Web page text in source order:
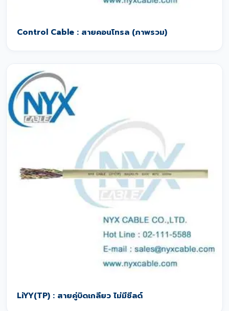
Control Cable : สายคอนโทรล (ภาพรวม)
LiYY(TP) : สายคู่บิดเกลียว ไม่มีชีลด์